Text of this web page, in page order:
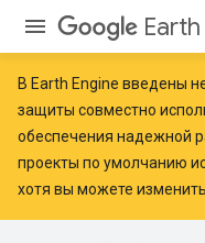
В Earth Engine введены
защиты совместно
обеспечения надежной
проекты по умолчанию
хотя вы можете